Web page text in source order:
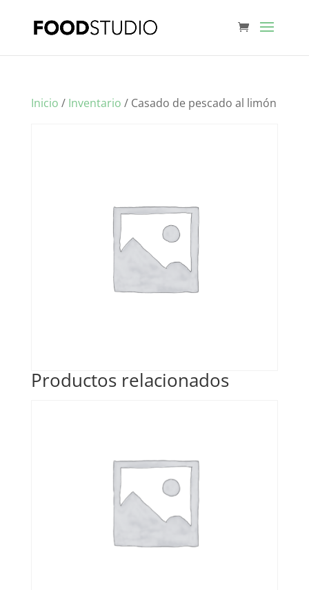
Inicio / Inventario / Casado de pescado al limón
Productos relacionados